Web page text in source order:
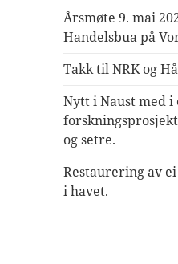
Årsmøte 9. mai
Handelsbua på
Takk til NRK og
Nytt i Naust med i
og setre.
Restaurering av
i havet.